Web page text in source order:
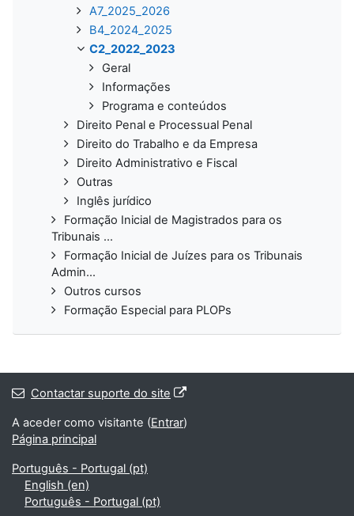
A7_2025_2026
B4_2024_2025
C2_2022_2023
Geral
Informações
Programa e conteúdos
Direito Penal e Processual Penal
Direito do Trabalho e da Empresa
Direito Administrativo e Fiscal
Outras
Inglês jurídico
Formação Inicial de Magistrados para os
Tribunais ...
Formação Inicial de Juízes para os Tribunais
Admin...
Outros cursos
Formação Especial para PLOPs
Contactar suporte do site
A aceder como visitante (Entrar)
Página principal
Português - Portugal ‎(pt)‎
English ‎(en)‎
Português - Portugal ‎(pt)‎